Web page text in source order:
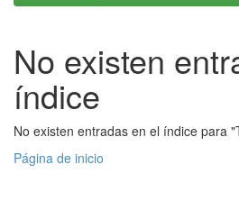
No existen
índice
No existen entradas en el índice para
Página de inicio